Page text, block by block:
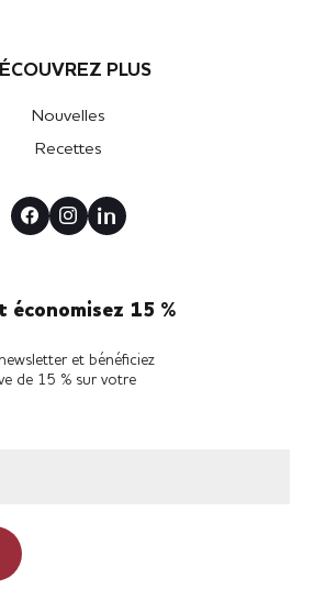
PLUS
Nouvelles
Recettes
économisez 15 %
et bénéficiez
de 15 % sur votre